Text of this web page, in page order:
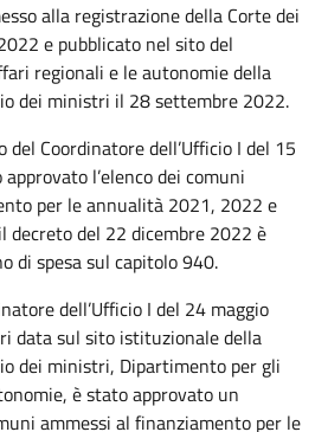
alla registrazione della Corte dei
e pubblicato nel sito del
regionali e le autonomie della
dei ministri il 28 settembre 2022.
del Coordinatore dell’Ufficio I del 15
l’elenco dei comuni
per le annualità 2021, 2022 e
decreto del 22 dicembre 2022 è
di spesa sul capitolo 940.
dell’Ufficio I del 24 maggio
data sul sito istituzionale della
dei ministri, Dipartimento per gli
è stato approvato un
ammessi al finanziamento per le